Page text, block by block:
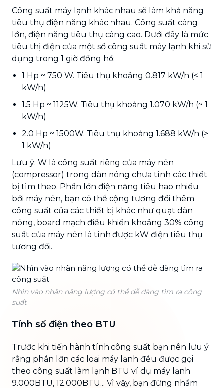
Công suất máy lạnh khác nhau sẽ làm khả năng
tiêu thụ điện năng khác nhau. Công suất càng
lớn, điện năng tiêu thụ càng cao. Dưới đây là mức
tiêu thị điện của một số công suất máy lạnh khi sử
dụng trong 1 giờ đồng hồ:
1 Hp ~ 750 W. Tiêu thụ khoảng 0.817 kW/h (< 1
kW/h)
1.5 Hp ~ 1125W. Tiêu thụ khoảng 1.070 kW/h (~ 1
kW/h)
2.0 Hp ~ 1500W. Tiêu thụ khoảng 1.688 kW/h (>
1 kW/h)
Lưu ý: W là công suất riêng của máy nén
(compressor) trong dàn nóng chưa tính các thiết
bị tìm theo. Phần lớn điện năng tiêu hao nhiều
bởi máy nén, bạn có thể cộng tương đối thêm
công suất của các thiết bị khác như quạt dàn
nóng, board mạch điều khiển khoảng 30% công
suất của máy nén là tính được kW điện tiêu thụ
tương đối.
Nhìn vào nhãn năng lượng có thể dễ dàng tìm ra công
suất
Tính số điện theo BTU
Trước khi tiến hành tính công suất bạn nên lưu ý
rằng phần lớn các loại máy lạnh đều được gọi
theo công suất làm lạnh BTU ví dụ máy lạnh
9.000BTU, 12.000BTU... Vì vậy, bạn đừng nhầm